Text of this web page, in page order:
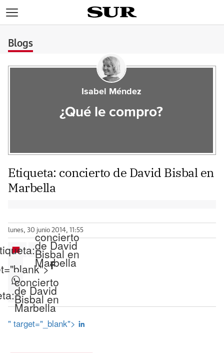
Blogs
Isabel Méndez
¿Qué le compro?
Etiqueta: concierto de David Bisbal en
Marbella
lunes, 30 junio 2014, 11:55
concierto
de David
Bisbal en
Marbella
concierto
de David
Bisbal en
Marbella
" target="_blank">